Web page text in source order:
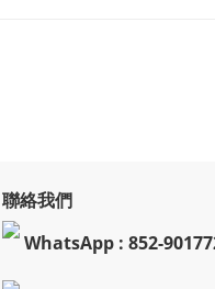
聯絡我們
WhatsApp : 852-